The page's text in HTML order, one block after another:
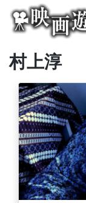
content
村上淳